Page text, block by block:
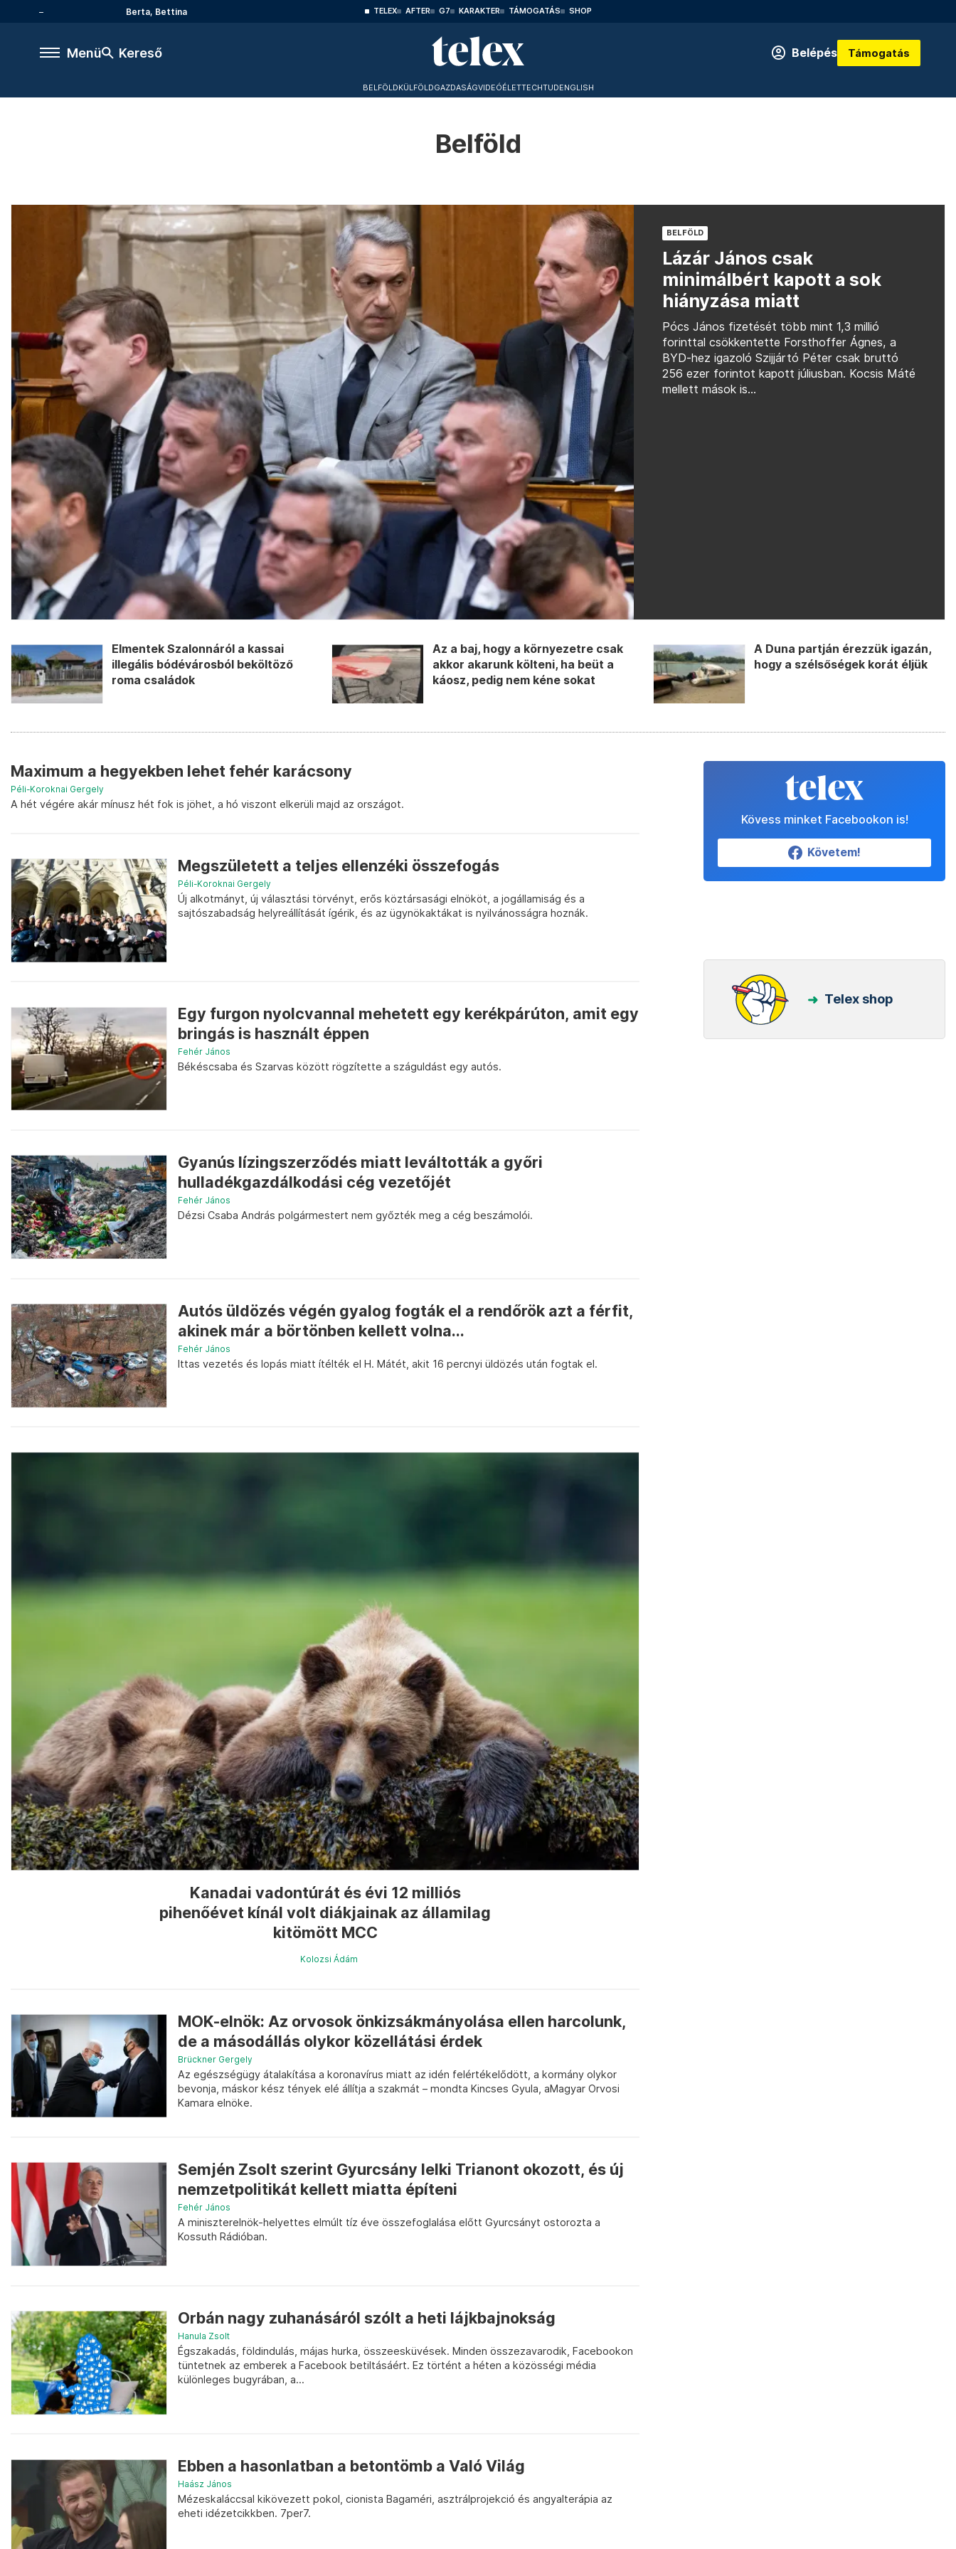
Berta, Bettina TELEX AFTER G7 KARAKTER TÁMOGATÁS SHOP
Menü Kereső Belépés Támogatás
BELFÖLDKÜLFÖLDGAZDASÁGVIDEÓÉLETTECHTUDENGLISH
Belföld
BELFÖLD
Lázár János csak
minimálbért kapott a sok
hiányzása miatt
Pócs János fizetését több mint 1,3 millió
forinttal csökkentette Forsthoffer Ágnes, a
BYD-hez igazoló Szijjártó Péter csak bruttó
256 ezer forintot kapott júliusban. Kocsis Máté
mellett mások is...
Elmentek Szalonnáról a kassai
illegális bódévárosból beköltöző
roma családok
Az a baj, hogy a környezetre csak
akkor akarunk költeni, ha beüt a
káosz, pedig nem kéne sokat
A Duna partján érezzük igazán,
hogy a szélsőségek korát éljük
Maximum a hegyekben lehet fehér karácsony
Péli-Koroknai Gergely
A hét végére akár mínusz hét fok is jöhet, a hó viszont elkerüli majd az országot.
Megszületett a teljes ellenzéki összefogás
Péli-Koroknai Gergely
Új alkotmányt, új választási törvényt, erős köztársasági elnököt, a jogállamiság és a
sajtószabadság helyreállítását ígérik, és az ügynökaktákat is nyilvánosságra hoznák.
Egy furgon nyolcvannal mehetett egy kerékpárúton, amit egy
bringás is használt éppen
Fehér János
Békéscsaba és Szarvas között rögzítette a száguldást egy autós.
Gyanús lízingszerződés miatt leváltották a győri
hulladékgazdálkodási cég vezetőjét
Fehér János
Dézsi Csaba András polgármestert nem győzték meg a cég beszámolói.
Autós üldözés végén gyalog fogták el a rendőrök azt a férfit,
akinek már a börtönben kellett volna...
Fehér János
Ittas vezetés és lopás miatt ítélték el H. Mátét, akit 16 percnyi üldözés után fogtak el.
Kanadai vadontúrát és évi 12 milliós
pihenőévet kínál volt diákjainak az államilag
kitömött MCC
Kolozsi Ádám
MOK-elnök: Az orvosok önkizsákmányolása ellen harcolunk,
de a másodállás olykor közellátási érdek
Brückner Gergely
Az egészségügy átalakítása a koronavírus miatt az idén felértékelődött, a kormány olykor
bevonja, máskor kész tények elé állítja a szakmát – mondta Kincses Gyula, aMagyar Orvosi
Kamara elnöke.
Semjén Zsolt szerint Gyurcsány lelki Trianont okozott, és új
nemzetpolitikát kellett miatta építeni
Fehér János
A miniszterelnök-helyettes elmúlt tíz éve összefoglalása előtt Gyurcsányt ostorozta a
Kossuth Rádióban.
Orbán nagy zuhanásáról szólt a heti lájkbajnokság
Hanula Zsolt
Égszakadás, földindulás, májas hurka, összeesküvések. Minden összezavarodik, Facebookon
tüntetnek az emberek a Facebook betiltásáért. Ez történt a héten a közösségi média
különleges bugyrában, a...
Ebben a hasonlatban a betontömb a Való Világ
Haász János
Mézeskaláccsal kikövezett pokol, cionista Bagaméri, asztrálprojekció és angyalterápia az
eheti idézetcikkben. 7per7.
Kövess minket Facebookon is!
Követem!
Telex shop